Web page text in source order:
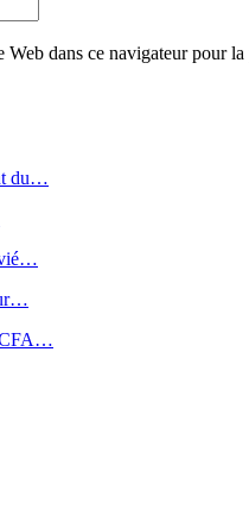
dans ce navigateur pour
du…